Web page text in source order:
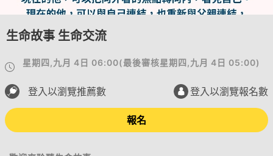
生命故事 生命交流
星期四,九月 4日 06:00(最後審核星期四,九月 4日 05:00)
登入以瀏覽推薦數 登入以瀏覽報名數
報名